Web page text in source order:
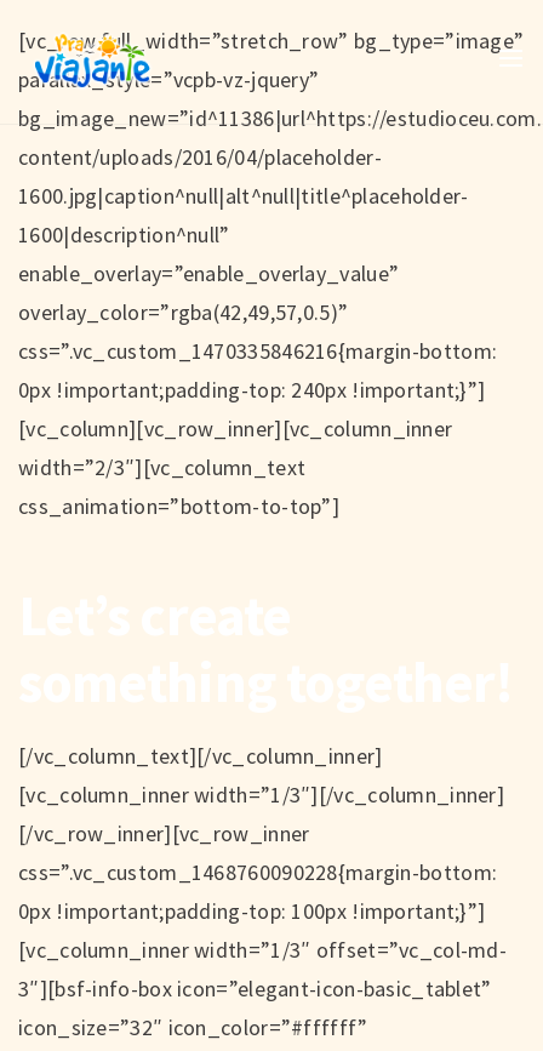
[vc_row full_width=”stretch_row” bg_type=”image”
parallax_style=”vcpb-vz-jquery”
bg_image_new=”id^11386|url^https://
content/uploads/2016/04/placeholder-
1600.jpg|caption^null|alt^null|title^placeholder-
1600|description^null”
enable_overlay=”enable_overlay_value”
overlay_color=”rgba(42,49,57,0.5)”
css=”.vc_custom_1470335846216{margin-bottom:
0px !important;padding-top: 240px !important;}”]
[vc_column][vc_row_inner][vc_column_inner
width=”2/3″][vc_column_text
css_animation=”bottom-to-top”]
[/vc_column_text][/vc_column_inner]
[vc_column_inner width=”1/3″][/vc_column_inner]
[/vc_row_inner][vc_row_inner
css=”.vc_custom_1468760090228{margin-bottom:
0px !important;padding-top: 100px !important;}”]
[vc_column_inner width=”1/3″ offset=”vc_col-md-
3″][bsf-info-box icon=”elegant-icon-basic_tablet”
icon_size=”32″ icon_color=”#ffffff”